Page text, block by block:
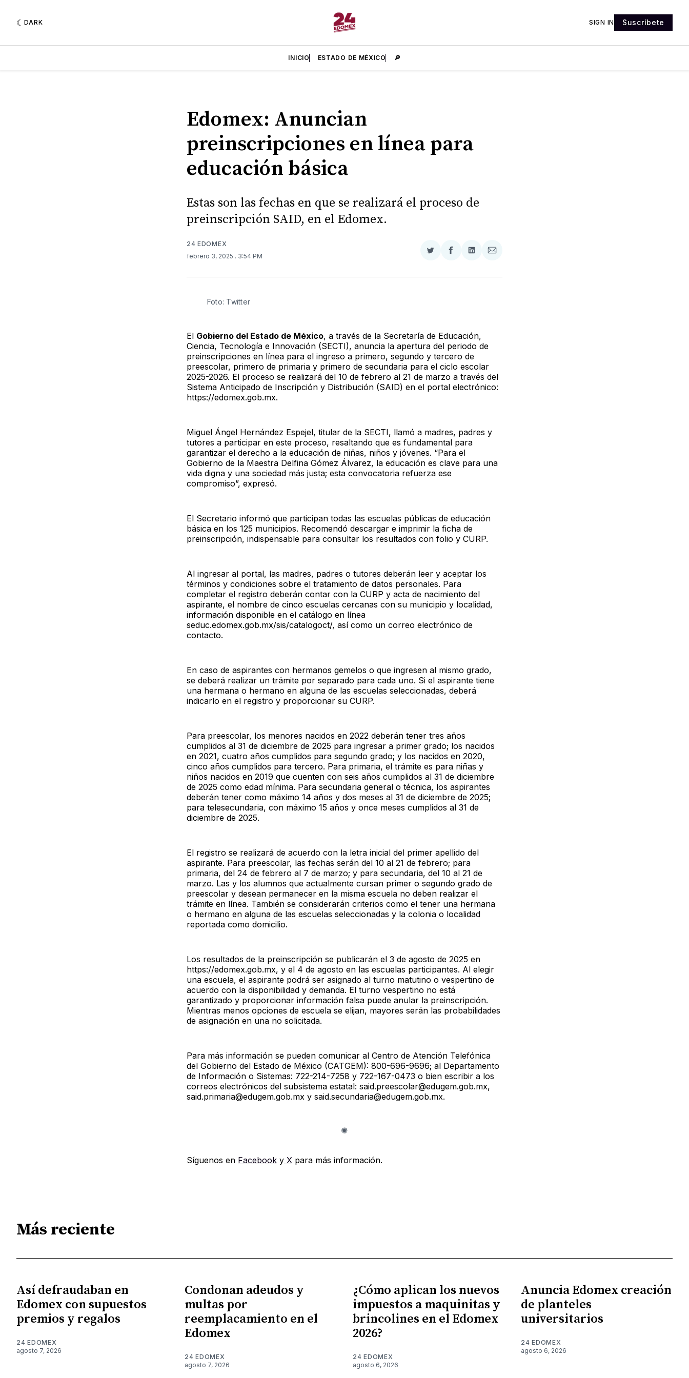
DARK SIGN IN Suscríbete
INICIO ESTADO DE MÉXICO 🔎
Edomex: Anuncian
preinscripciones en línea para
educación básica
Estas son las fechas en que se realizará el proceso de
preinscripción SAID, en el Edomex.
24 EDOMEX
febrero 3, 2025 . 3:54 PM
Compartir
Twitter
Compartir
Facebook
Compartir
LinkedIn
Compartir
Email
Foto: Twitter
El Gobierno del Estado de México, a través de la Secretaría de Educación,
Ciencia, Tecnología e Innovación (SECTI), anuncia la apertura del periodo de
preinscripciones en línea para el ingreso a primero, segundo y tercero de
preescolar, primero de primaria y primero de secundaria para el ciclo escolar
2025-2026. El proceso se realizará del 10 de febrero al 21 de marzo a través del
Sistema Anticipado de Inscripción y Distribución (SAID) en el portal electrónico:
https://edomex.gob.mx.
Miguel Ángel Hernández Espejel, titular de la SECTI, llamó a madres, padres y
tutores a participar en este proceso, resaltando que es fundamental para
garantizar el derecho a la educación de niñas, niños y jóvenes. “Para el
Gobierno de la Maestra Delfina Gómez Álvarez, la educación es clave para una
vida digna y una sociedad más justa; esta convocatoria refuerza ese
compromiso”, expresó.
El Secretario informó que participan todas las escuelas públicas de educación
básica en los 125 municipios. Recomendó descargar e imprimir la ficha de
preinscripción, indispensable para consultar los resultados con folio y CURP.
Al ingresar al portal, las madres, padres o tutores deberán leer y aceptar los
términos y condiciones sobre el tratamiento de datos personales. Para
completar el registro deberán contar con la CURP y acta de nacimiento del
aspirante, el nombre de cinco escuelas cercanas con su municipio y localidad,
información disponible en el catálogo en línea
seduc.edomex.gob.mx/sis/catalogoct/, así como un correo electrónico de
contacto.
En caso de aspirantes con hermanos gemelos o que ingresen al mismo grado,
se deberá realizar un trámite por separado para cada uno. Si el aspirante tiene
una hermana o hermano en alguna de las escuelas seleccionadas, deberá
indicarlo en el registro y proporcionar su CURP.
Para preescolar, los menores nacidos en 2022 deberán tener tres años
cumplidos al 31 de diciembre de 2025 para ingresar a primer grado; los nacidos
en 2021, cuatro años cumplidos para segundo grado; y los nacidos en 2020,
cinco años cumplidos para tercero. Para primaria, el trámite es para niñas y
niños nacidos en 2019 que cuenten con seis años cumplidos al 31 de diciembre
de 2025 como edad mínima. Para secundaria general o técnica, los aspirantes
deberán tener como máximo 14 años y dos meses al 31 de diciembre de 2025;
para telesecundaria, con máximo 15 años y once meses cumplidos al 31 de
diciembre de 2025.
El registro se realizará de acuerdo con la letra inicial del primer apellido del
aspirante. Para preescolar, las fechas serán del 10 al 21 de febrero; para
primaria, del 24 de febrero al 7 de marzo; y para secundaria, del 10 al 21 de
marzo. Las y los alumnos que actualmente cursan primer o segundo grado de
preescolar y desean permanecer en la misma escuela no deben realizar el
trámite en línea. También se considerarán criterios como el tener una hermana
o hermano en alguna de las escuelas seleccionadas y la colonia o localidad
reportada como domicilio.
Los resultados de la preinscripción se publicarán el 3 de agosto de 2025 en
https://edomex.gob.mx, y el 4 de agosto en las escuelas participantes. Al elegir
una escuela, el aspirante podrá ser asignado al turno matutino o vespertino de
acuerdo con la disponibilidad y demanda. El turno vespertino no está
garantizado y proporcionar información falsa puede anular la preinscripción.
Mientras menos opciones de escuela se elijan, mayores serán las probabilidades
de asignación en una no solicitada.
Para más información se pueden comunicar al Centro de Atención Telefónica
del Gobierno del Estado de México (CATGEM): 800-696-9696; al Departamento
de Información o Sistemas: 722-214-7258 y 722-167-0473 o bien escribir a los
correos electrónicos del subsistema estatal: said.preescolar@edugem.gob.mx,
said.primaria@edugem.gob.mx y said.secundaria@edugem.gob.mx.
Síguenos en FacebookyX para más información.
Más reciente
Así defraudaban en
Edomex con supuestos
premios y regalos
24 EDOMEX
agosto 7, 2026
Condonan adeudos y
multas por
reemplacamiento en el
Edomex
24 EDOMEX
agosto 7, 2026
¿Cómo aplican los nuevos
impuestos a maquinitas y
brincolines en el Edomex
2026?
24 EDOMEX
agosto 6, 2026
Anuncia Edomex creación
de planteles
universitarios
24 EDOMEX
agosto 6, 2026